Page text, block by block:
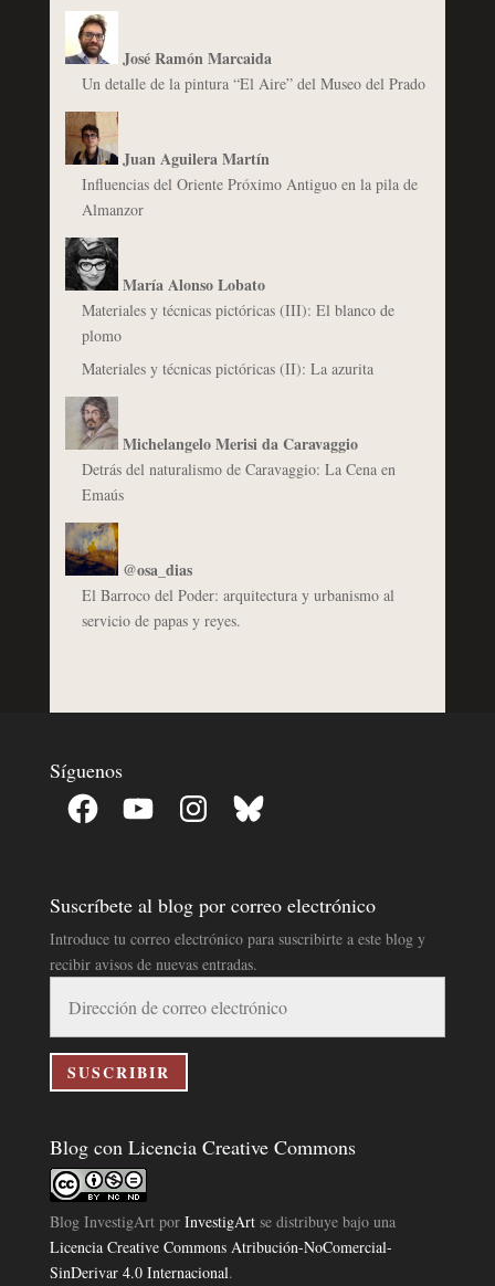
José Ramón Marcaida
Un detalle de la pintura “El Aire” del Museo del Prado
Juan Aguilera Martín
Influencias del Oriente Próximo Antiguo en la pila de
Almanzor
María Alonso Lobato
Materiales y técnicas pictóricas (III): El blanco de
plomo
Materiales y técnicas pictóricas (II): La azurita
Michelangelo Merisi da Caravaggio
Detrás del naturalismo de Caravaggio: La Cena en
Emaús
@osa_dias
El Barroco del Poder: arquitectura y urbanismo al
servicio de papas y reyes.
Síguenos
Facebook YouTube InstagramBluesky
Suscríbete al blog por correo electrónico
Introduce tu correo electrónico para suscribirte a este blog y
recibir avisos de nuevas entradas.
correo
electrónico
SUSCRIBIR
Blog con Licencia Creative Commons
Blog InvestigArtpor InvestigArtse distribuye bajo una
Licencia Creative Commons Atribución-NoComercial-
SinDerivar 4.0 Internacional.